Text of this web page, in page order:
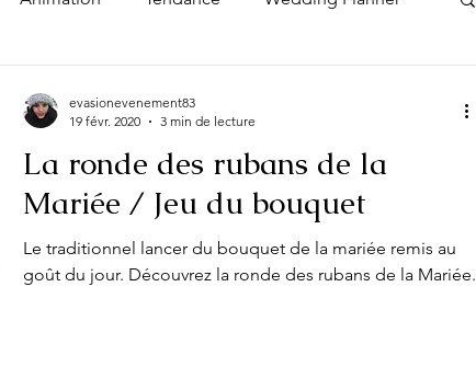
La ronde des rubans de la
Mariée / Jeu du bouquet
Le traditionnel lancer du bouquet de la mariée remis au
goût du jour. Découvrez la ronde des rubans de la Mariée.
evasionevenement83
19 févr. 2020
3 min de lecture